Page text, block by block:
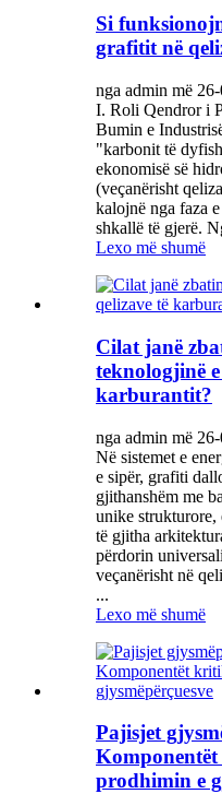
Si
grafitit në
nga admin më
I. Roli Qendror i
Bumin e
"karbonit të
ekonomisë së
(veçanërisht
kalojnë nga faza
shkallë të gjerë.
Lexo më shumë
Cilat janë
teknologjinë
karburantit?
nga admin më
Në sistemet e
e sipër, grafiti
gjithanshëm me
unike
të gjitha
përdorin
veçanërisht në
...
Lexo më shumë
Pajisjet
prodhimin e